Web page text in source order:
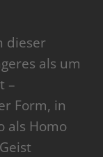
dieser
als um
–
Form, in
als Homo